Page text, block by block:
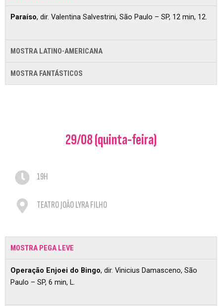
Paraíso, dir. Valentina Salvestrini, São Paulo – SP, 12 min, 12.
MOSTRA LATINO-AMERICANA
MOSTRA FANTÁSTICOS
29/08 (quinta-feira)
19H
TEATRO JOÃO LYRA FILHO
MOSTRA PEGA LEVE
Operação Enjoei do Bingo, dir. Vinicius Damasceno, São
Paulo – SP, 6 min, L.